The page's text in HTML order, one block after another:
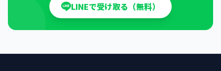
LINEで受け取る（無料）